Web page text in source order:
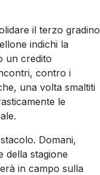
il terzo gradino
indichi la
un credito
contro i
una volta smaltiti
le
Domani,
della stagione
in campo sulla